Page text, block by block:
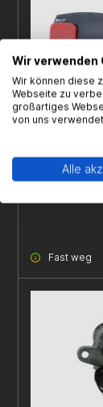
Fast weg
Wir verwenden
Wir können diese
Webseite zu
großartiges
von uns
Alle